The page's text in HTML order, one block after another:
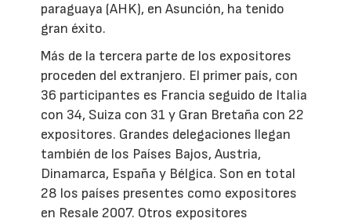
paraguaya (AHK), en Asunción, ha tenido
gran éxito.
Más de la tercera parte de los expositores
proceden del extranjero. El primer país, con
36 participantes es Francia seguido de Italia
con 34, Suiza con 31 y Gran Bretaña con 22
expositores. Grandes delegaciones llegan
también de los Países Bajos, Austria,
Dinamarca, España y Bélgica. Son en total
28 los países presentes como expositores
en Resale 2007. Otros expositores